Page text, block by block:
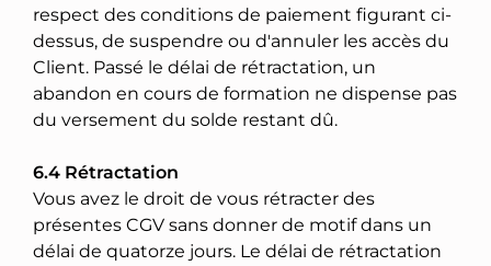
respect des conditions de paiement figurant ci-
dessus, de suspendre ou d'annuler les accès du
Client. Passé le délai de rétractation, un
abandon en cours de formation ne dispense pas
du versement du solde restant dû.
6.4 Rétractation
Vous avez le droit de vous rétracter des
présentes CGV sans donner de motif dans un
délai de quatorze jours. Le délai de rétractation